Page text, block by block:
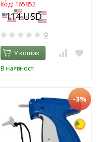
Код: 165852
0
У кошик
В наявності
-3%